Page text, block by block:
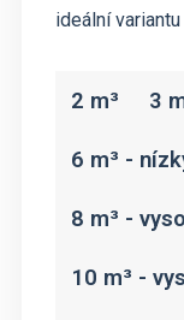
ideální
2 m³ 3
6 m³ -
8 m³ -
10 m³ -